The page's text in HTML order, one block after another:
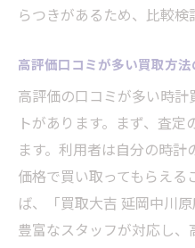
らつきがあるため、比較検
高評価口コミが多い買取方法
高評価の口コミが多い時
トがあります。まず、査
ます。利用者は自分の時
価格で買い取ってもらえる
ば、「買取大吉 延岡中川
豊富なスタッフが対応し、